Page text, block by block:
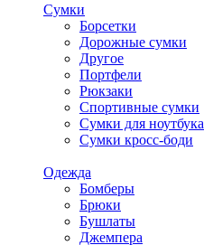
Сумки
Борсетки
Дорожные сумки
Другое
Портфели
Рюкзаки
Спортивные сумки
Сумки для ноутбука
Сумки кросс-боди
Одежда
Бомберы
Брюки
Бушлаты
Джемпера